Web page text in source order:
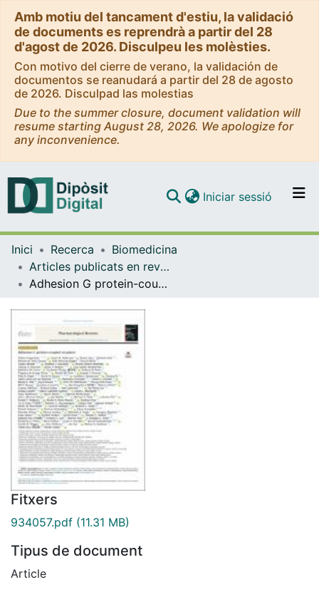
Amb motiu del tancament d'estiu, la validació
de documents es reprendrà a partir del 28
d'agost de 2026. Disculpeu les molèsties.
Con motivo del cierre de verano, la validación de
documentos se reanudará a partir del 28 de agosto
de 2026. Disculpad las molestias
Due to the summer closure, document validation will
resume starting August 28, 2026. We apologize for
any inconvenience.
Navega per tot el DD
Iniciar sessió (current)
Inici Recerca
Biomedicina
Articles publicats en revistes (Biomedicina)
Adhesion G protein-coupled receptors
Fitxers
934057.pdf (11.31 MB)
Tipus de document
Article